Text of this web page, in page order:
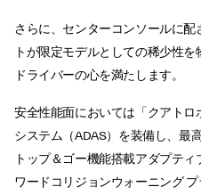
さらに、センターコンソールに
トが限定モデルとしての稀少性
ドライバーの心を満たします。
安全性能面においては「クアトロ
システム（ADAS）を装備し、最
トップ＆ゴー機能搭載アダプテ
ワードコリジョンウォーニング